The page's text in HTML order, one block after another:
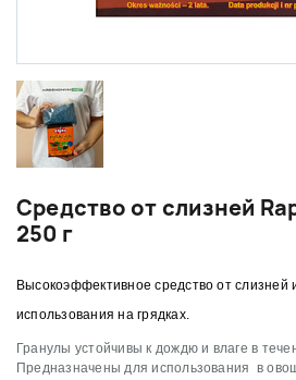
Средство от слизней
250 г
Высокоэффективное средство от слизней
использования на грядках.
Гранулы устойчивы к дождю и влаге в
Предназначены для использования в